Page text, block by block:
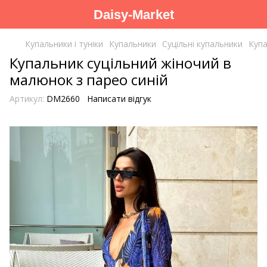
Daisy-Market
Купальники і туніки Купальники Суцільні купальники
Купальник суцільний жіночий в
малюнок з парео синій
Артикул: DM2660 Написати відгук